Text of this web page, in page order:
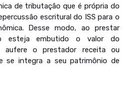
de tributação que é própria do
escritural do ISS para o
Desse modo, ao prestar
esteja embutido o valor do
aufere o prestador receita ou
se integra a seu patrimônio de